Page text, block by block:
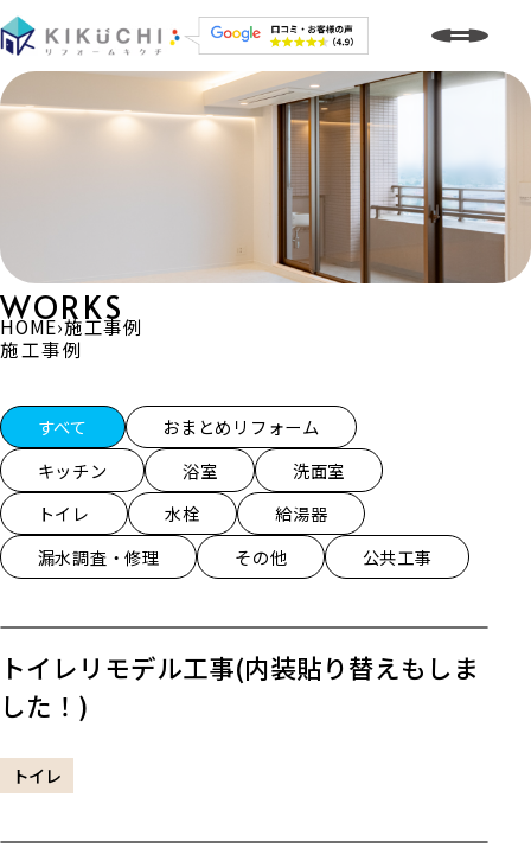
WORKS
施工事例
HOME›施工事例
施工事例一覧
すべて
おまとめリフォーム
キッチン
浴室
洗面室
トイレ
水栓
給湯器
漏水調査・修理
その他 公共工事
トイレリモデル工事(内装貼り替えもしま
した！)
トイレ